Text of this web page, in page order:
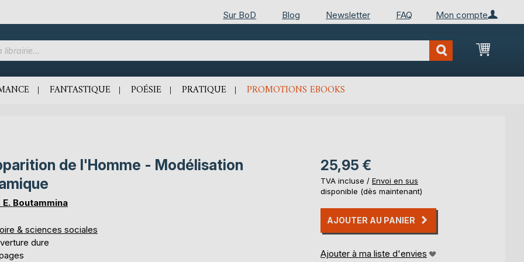
Mon compte
Sur BoD Blog Newsletter FAQ
Mon
FANTASTIQUE POÉSIE PRATIQUE PROMOTIONS EBOOKS
de l'Homme - Modélisation
E. Boutammina
& sciences sociales
dure
25,95 €
TVA incluse / Envoi en sus
disponible (dès maintenant)
AJOUTER AU PANIER
Ajouter à ma liste d'envies